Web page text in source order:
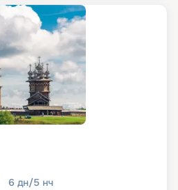
6 дн/5 нч